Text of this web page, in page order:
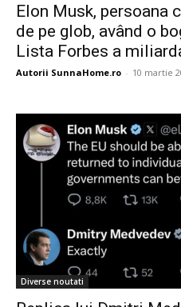
Elon Musk, persoana
de pe glob, având o
Lista Forbes a
Autorii SunnaHome.ro - 10 martie
Diverse noutati